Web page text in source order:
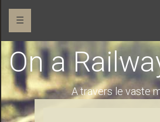
☰
On a
A travers le vaste